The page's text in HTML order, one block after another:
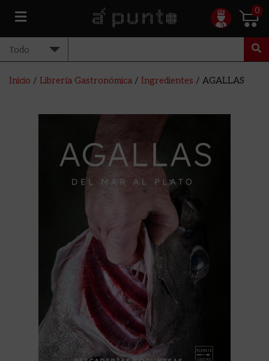
0
Inicio / Librería Gastronómica / Ingredientes / AGALLAS